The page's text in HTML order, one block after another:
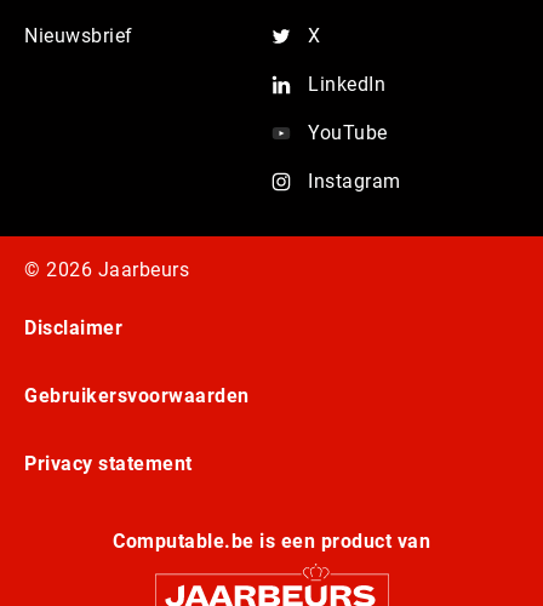
Nieuwsbrief X
LinkedIn
YouTube
Instagram
© 2026 Jaarbeurs
Disclaimer
Gebruikersvoorwaarden
Privacy statement
Computable.be is een product van